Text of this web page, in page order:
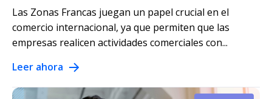
Las Zonas Francas juegan un papel crucial en el
comercio internacional, ya que permiten que las
empresas realicen actividades comerciales con...
Leer ahora